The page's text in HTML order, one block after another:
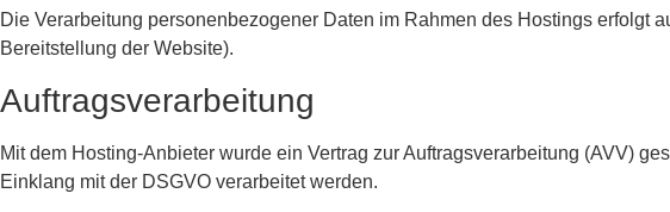
Die Verarbeitung personenbezogener Daten im Rahmen des Hostings erfolgt
Bereitstellung der Website).
Auftragsverarbeitung
Mit dem Hosting-Anbieter wurde ein Vertrag zur Auftragsverarbeitung (AVV)
Einklang mit der DSGVO verarbeitet werden.